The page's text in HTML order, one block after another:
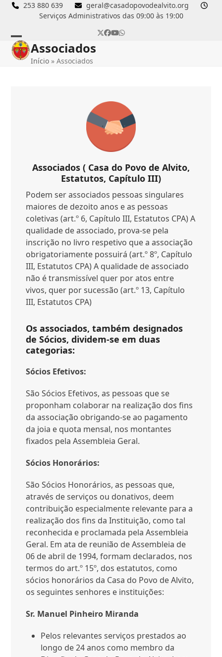
Skip
253 880 639
geral@casadopovodealvito.org
Serviços Administrativos das 09:00 às 19:00
Twitter
Facebook
YouTube
Whatsapp
Open
mobile
Close
mobile
Associados
Início »Associados
Associados ( Casa do Povo de Alvito,
Estatutos, Capítulo III)
Podem ser associados pessoas singulares
maiores de dezoito anos e as pessoas
coletivas (art.º 6, Capítulo III, Estatutos CPA) A
qualidade de associado, prova-se pela
inscrição no livro respetivo que a associação
obrigatoriamente possuirá (art.º 8º, Capítulo
III, Estatutos CPA) A qualidade de associado
não é transmissível quer por atos entre
vivos, quer por sucessão (art.º 13, Capítulo
III, Estatutos CPA)
Os associados, também designados
de Sócios, dividem-se em duas
categorias:
Sócios Efetivos:
São Sócios Efetivos, as pessoas que se
proponham colaborar na realização dos fins
da associação obrigando-se ao pagamento
da joia e quota mensal, nos montantes
fixados pela Assembleia Geral.
Sócios Honorários:
São Sócios Honorários, as pessoas que,
através de serviços ou donativos, deem
contribuição especialmente relevante para a
realização dos fins da Instituição, como tal
reconhecida e proclamada pela Assembleia
Geral. Em ata de reunião de Assembleia de
06 de abril de 1994, formam declarados, nos
termos do art.º 15º, dos estatutos, como
sócios honorários da Casa do Povo de Alvito,
os seguintes senhores e instituições:
Sr. Manuel Pinheiro Miranda
Pelos relevantes serviços prestados ao
longo de 24 anos como membro da